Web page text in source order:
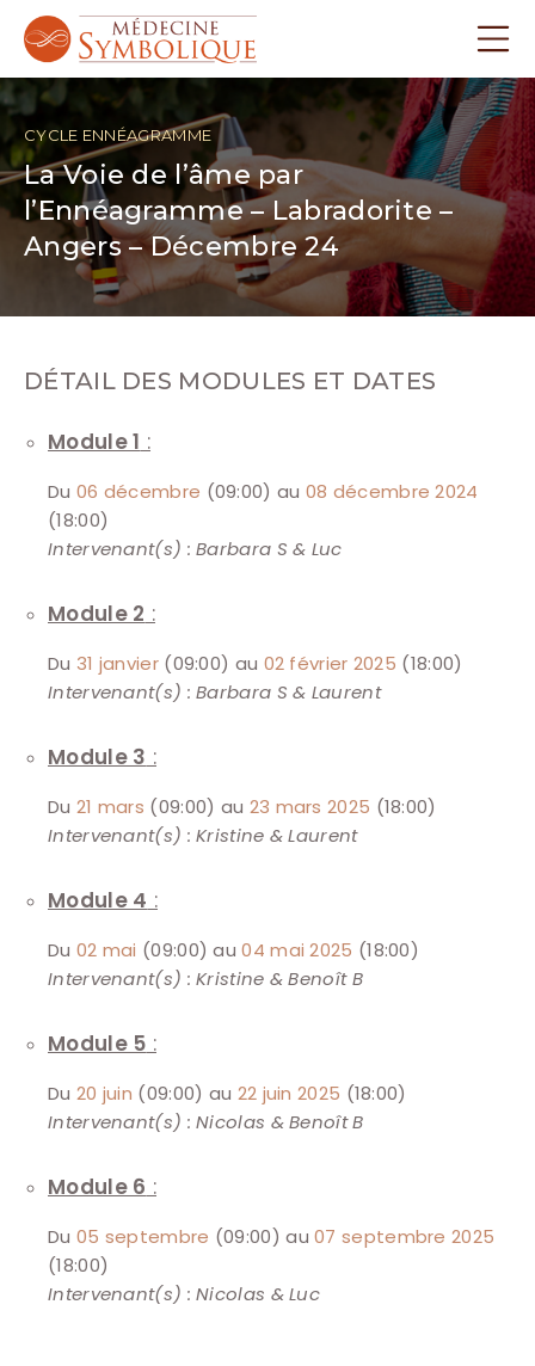
CYCLE ENNÉAGRAMME
La Voie de l’âme par
l’Ennéagramme – Labradorite –
Angers – Décembre 24
DÉTAIL DES MODULES ET DATES
Module 1 :
Du 06 décembre (09:00) au 08 décembre 2024
(18:00)
Intervenant(s) : Barbara S & Luc
Module 2 :
Du 31 janvier(09:00) au 02 février 2025 (18:00)
Intervenant(s) : Barbara S & Laurent
Module 3 :
Du 21 mars (09:00) au 23 mars 2025 (18:00)
Intervenant(s) : Kristine & Laurent
Module 4 :
Du 02 mai (09:00) au04 mai 2025 (18:00)
Intervenant(s) : Kristine & Benoît B
Module 5 :
Du 20 juin (09:00) au 22 juin 2025 (18:00)
Intervenant(s) : Nicolas & Benoît B
Module 6 :
Du 05 septembre (09:00) au07 septembre 2025
(18:00)
Intervenant(s) : Nicolas & Luc